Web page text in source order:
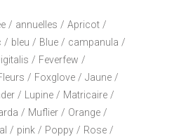
annuelles
Apricot
bleu Blue
campanula
Feverfew
Foxglove
Jaune
Lupine
Matricaire
Muflier
Orange
pink Poppy
Rose